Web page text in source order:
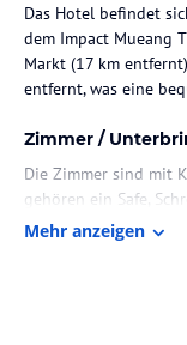
Das Hotel befindet
dem Impact Mueang
Markt (17 km
entfernt, was eine
Zimmer /
Die Zimmer sind mit
gehören ein Safe,
Satelliten-/
Mehr anzeigen